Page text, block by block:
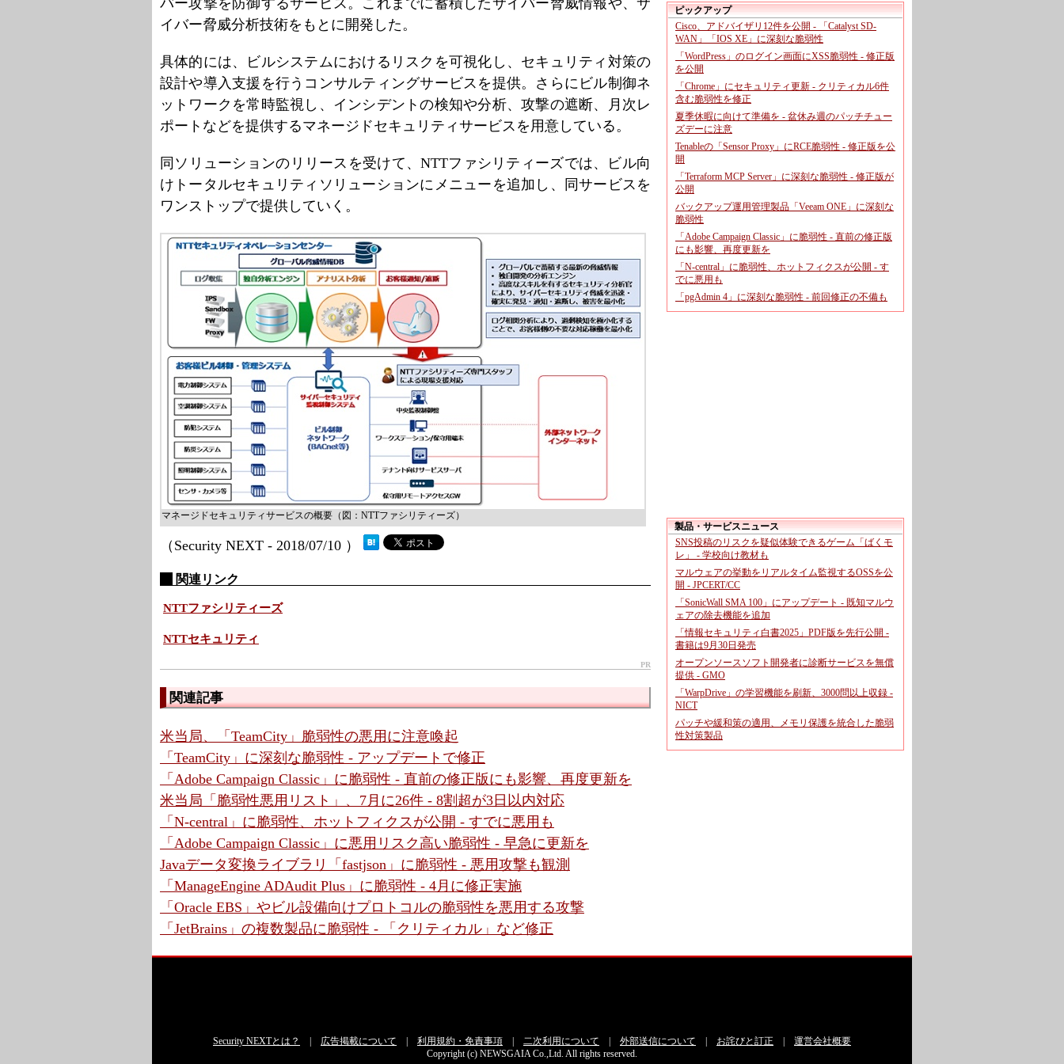
バー攻撃を防御するサービス。これまでに蓄積したサイバー脅威情報や、サ
イバー脅威分析技術をもとに開発した。
具体的には、ビルシステムにおけるリスクを可視化し、セキュリティ対策の
設計や導入支援を行うコンサルティングサービスを提供。さらにビル制御ネ
ットワークを常時監視し、インシデントの検知や分析、攻撃の遮断、月次レ
ポートなどを提供するマネージドセキュリティサービスを用意している。
同ソリューションのリリースを受けて、NTTファシリティーズでは、ビル向
けトータルセキュリティソリューションにメニューを追加し、同サービスを
ワンストップで提供していく。
マネージドセキュリティサービスの概要（図：NTTファシリティーズ）
（Security NEXT - 2018/07/10 ）
関連リンク
NTTファシリティーズ
NTTセキュリティ
PR
関連記事
米当局、「TeamCity」脆弱性の悪用に注意喚起
「TeamCity」に深刻な脆弱性 - アップデートで修正
「Adobe Campaign Classic」に脆弱性 - 直前の修正版にも影響、再度更新を
米当局「脆弱性悪用リスト」、7月に26件 - 8割超が3日以内対応
「N-central」に脆弱性、ホットフィクスが公開 - すでに悪用も
「Adobe Campaign Classic」に悪用リスク高い脆弱性 - 早急に更新を
Javaデータ変換ライブラリ「fastjson」に脆弱性 - 悪用攻撃も観測
「ManageEngine ADAudit Plus」に脆弱性 - 4月に修正実施
「Oracle EBS」やビル設備向けプロトコルの脆弱性を悪用する攻撃
「JetBrains」の複数製品に脆弱性 - 「クリティカル」など修正
ピックアップ
Cisco、アドバイザリ12件を公開 - 「Catalyst SD-
WAN」「IOS XE」に深刻な脆弱性
「WordPress」のログイン画面にXSS脆弱性 - 修正版
を公開
「Chrome」にセキュリティ更新 - クリティカル6件
含む脆弱性を修正
夏季休暇に向けて準備を - 盆休み週のパッチチュー
ズデーに注意
Tenableの「Sensor Proxy」にRCE脆弱性 - 修正版を公
開
「Terraform MCP Server」に深刻な脆弱性 - 修正版が
公開
バックアップ運用管理製品「Veeam ONE」に深刻な
脆弱性
「Adobe Campaign Classic」に脆弱性 - 直前の修正版
にも影響、再度更新を
「N-central」に脆弱性、ホットフィクスが公開 - す
でに悪用も
「pgAdmin 4」に深刻な脆弱性 - 前回修正の不備も
製品・サービスニュース
SNS投稿のリスクを疑似体験できるゲーム「ばくモ
レ」 - 学校向け教材も
マルウェアの挙動をリアルタイム監視するOSSを公
開 - JPCERT/CC
「SonicWall SMA 100」にアップデート - 既知マルウ
ェアの除去機能を追加
「情報セキュリティ白書2025」PDF版を先行公開 -
書籍は9月30日発売
オープンソースソフト開発者に診断サービスを無償
提供 - GMO
「WarpDrive」の学習機能を刷新、3000問以上収録 -
NICT
パッチや緩和策の適用、メモリ保護を統合した脆弱
性対策製品
Security NEXTとは？ 広告掲載について 利用規約・免責事項 二次利用について 外部送信について お詫びと訂正
運営会社概要
Copyright (c) NEWSGAIA Co.,Ltd. All rights reserved.